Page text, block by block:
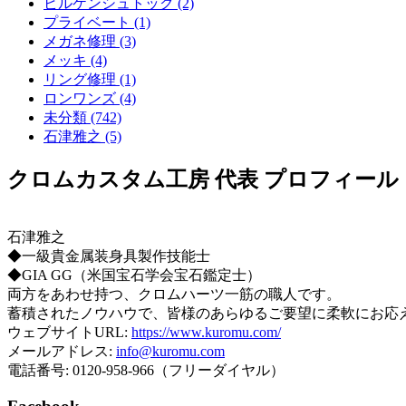
プライベート (1)
メガネ修理 (3)
メッキ (4)
リング修理 (1)
ロンワンズ (4)
未分類 (742)
石津雅之 (5)
クロムカスタム工房 代表 プロフィール
石津雅之
◆一級貴金属装身具製作技能士
◆GIA GG（米国宝石学会宝石鑑定士）
両方をあわせ持つ、クロムハーツ一筋の職人です。
蓄積されたノウハウで、皆様のあらゆるご要望に柔軟にお応
ウェブサイトURL: https://www.kuromu.com/
メールアドレス: info@kuromu.com
電話番号: 0120-958-966（フリーダイヤル）